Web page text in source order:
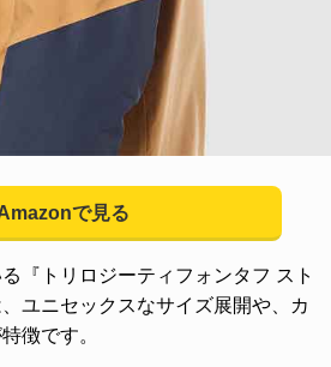
で見る
『トリロジーティフォンタフ スト
ユニセックスなサイズ展開や、カ
徴です。